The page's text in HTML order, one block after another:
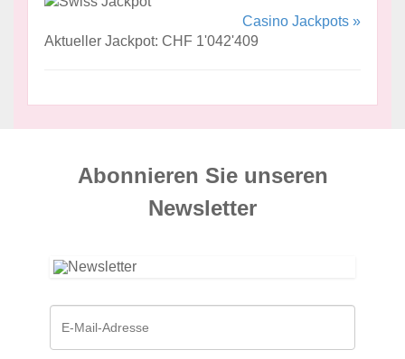
Casino Jackpots »
Aktueller Jackpot: CHF 1'042'409
Abonnieren Sie unseren
News­letter